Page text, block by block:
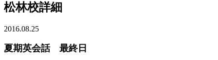
松林校詳細
2016.08.25
夏期英会話 最終日